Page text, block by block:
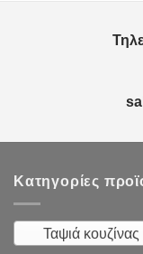
Κατηγορίες
Ταψιά κουζίνας